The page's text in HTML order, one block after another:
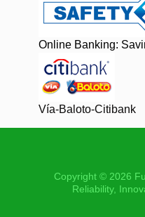
Online Banking:
Vía-Baloto-Citibank
Copyright © 2026
Reliability,